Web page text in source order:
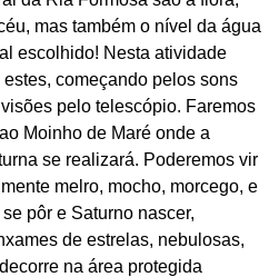
mas também o nível da água
escolhido! Nesta atividade
começando pelos sons
pelo telescópio. Faremos
Moinho de Maré onde a
se realizará. Poderemos vir
melro, mocho, morcego, e
pôr e Saturno nascer,
de estrelas, nebulosas,
na área protegida